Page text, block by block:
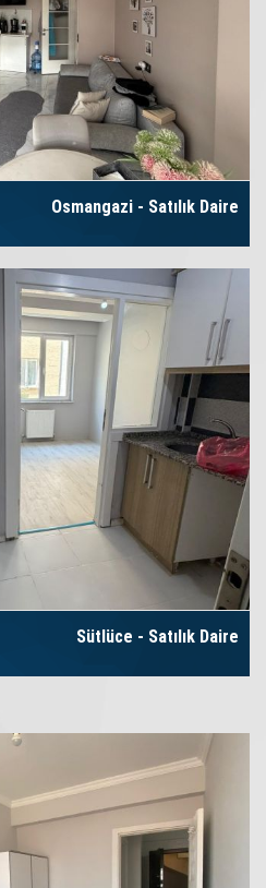
Osmangazi - Satılık Daire
Sütlüce - Satılık Daire